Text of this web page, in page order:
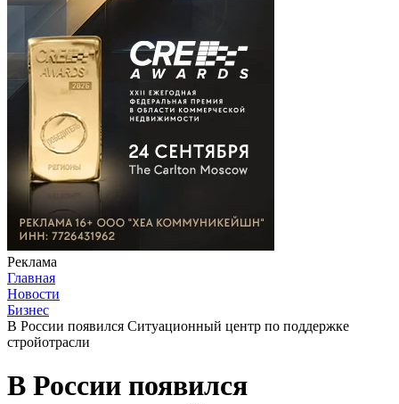
Реклама
Главная
Новости
Бизнес
В России появился Ситуационный центр по поддержке
стройотрасли
В России появился